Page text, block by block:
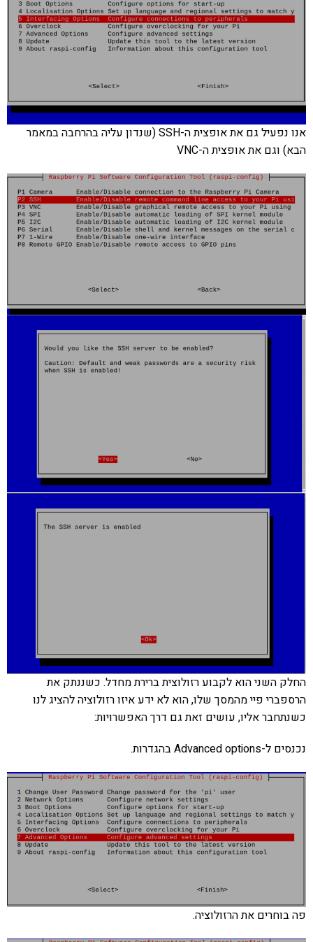
אנו נפעיל גם את אופצית ה-SSH (שנדון עליה בהרחבה במאמר
הבא) וגם את אופצית ה-VNC
החלק השני הוא לקבוע רזולוצית ברירת מחדל. כשננתק את
הרספברי פיי מהמסך שלו, הוא לא ידע איזו רזולוציה להציג לנו
כשנתחבר אליו, עושים זאת גם דרך האפשרויות:
נכנסים ל-Advanced options בהגדרות.
פה בוחרים את הרזולוציה.